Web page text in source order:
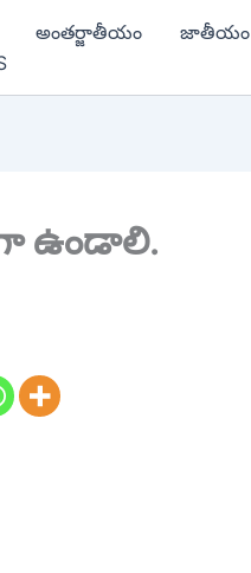
అంతర్జాతీయం జాతీయం
ఉండాలి.